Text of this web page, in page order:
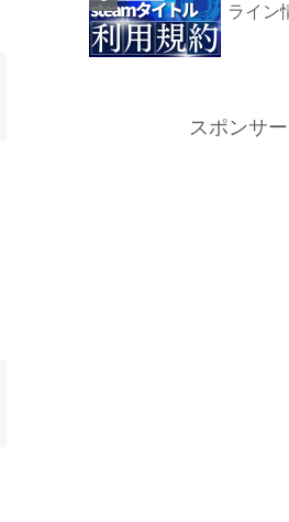
ライン
スポンサ